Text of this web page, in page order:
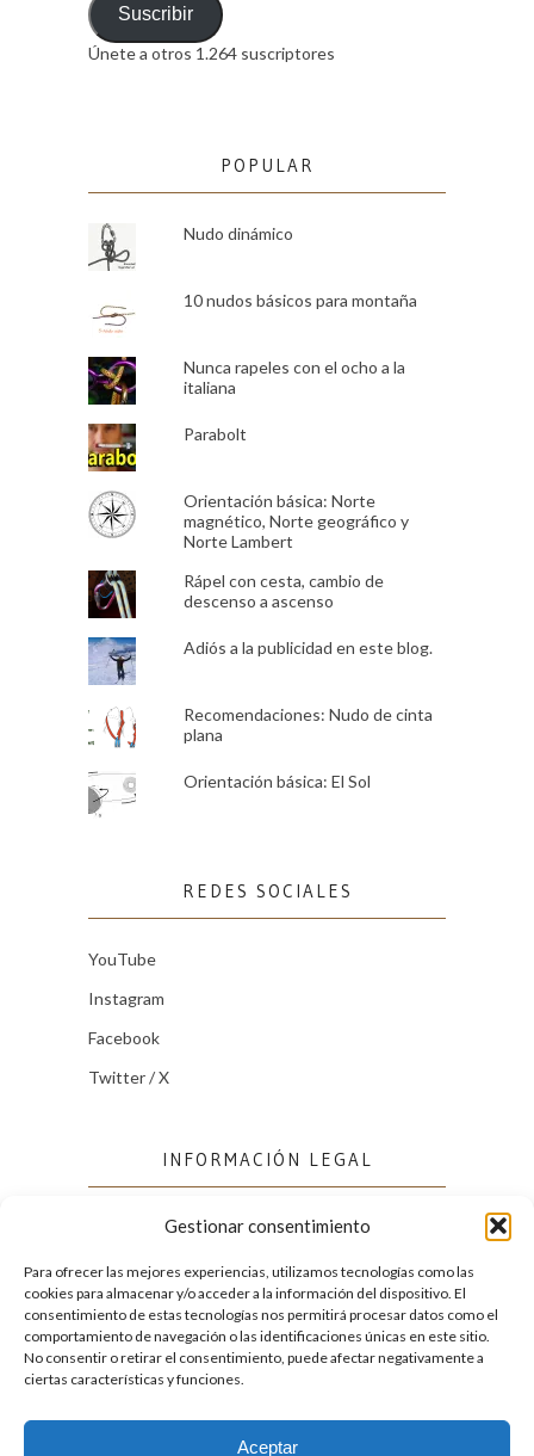
Gestionar consentimiento
Para ofrecer las mejores experiencias, utilizamos tecnologías como las
cookies para almacenar y/o acceder a la información del dispositivo. El
consentimiento de estas tecnologías nos permitirá procesar datos como el
comportamiento de navegación o las identificaciones únicas en este sitio.
No consentir o retirar el consentimiento, puede afectar negativamente a
ciertas características y funciones.
Aceptar
emailSuscribir
Únete a otros 1.264 suscriptores
POPULAR
Nudo dinámico
10 nudos básicos para montaña
Nunca rapeles con el ocho a la
italiana
Parabolt
Orientación básica: Norte
magnético, Norte geográfico y
Norte Lambert
Rápel con cesta, cambio de
descenso a ascenso
Adiós a la publicidad en este blog.
Recomendaciones: Nudo de cinta
plana
Orientación básica: El Sol
REDES SOCIALES
YouTube
Instagram
Facebook
Twitter / X
INFORMACIÓN LEGAL
Política de cookies (UE)
Política de privacidad
FACEBOOK